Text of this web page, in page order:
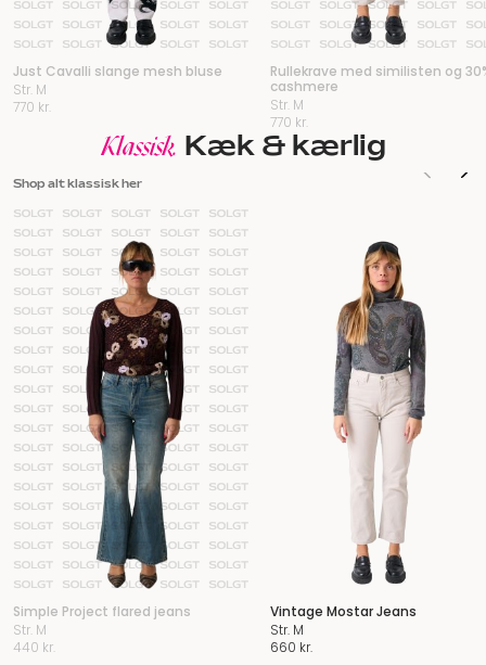
Just Cavalli slange mesh bluse
Str. M
770 kr.
Rullekrave med similisten og
cashmere
Str. M
770 kr.
Klassisk. Kæk & kærlig
Shop alt klassisk her
Simple Project flared jeans
Str. M
440 kr.
Vintage Mostar Jeans
Str. M
660 kr.